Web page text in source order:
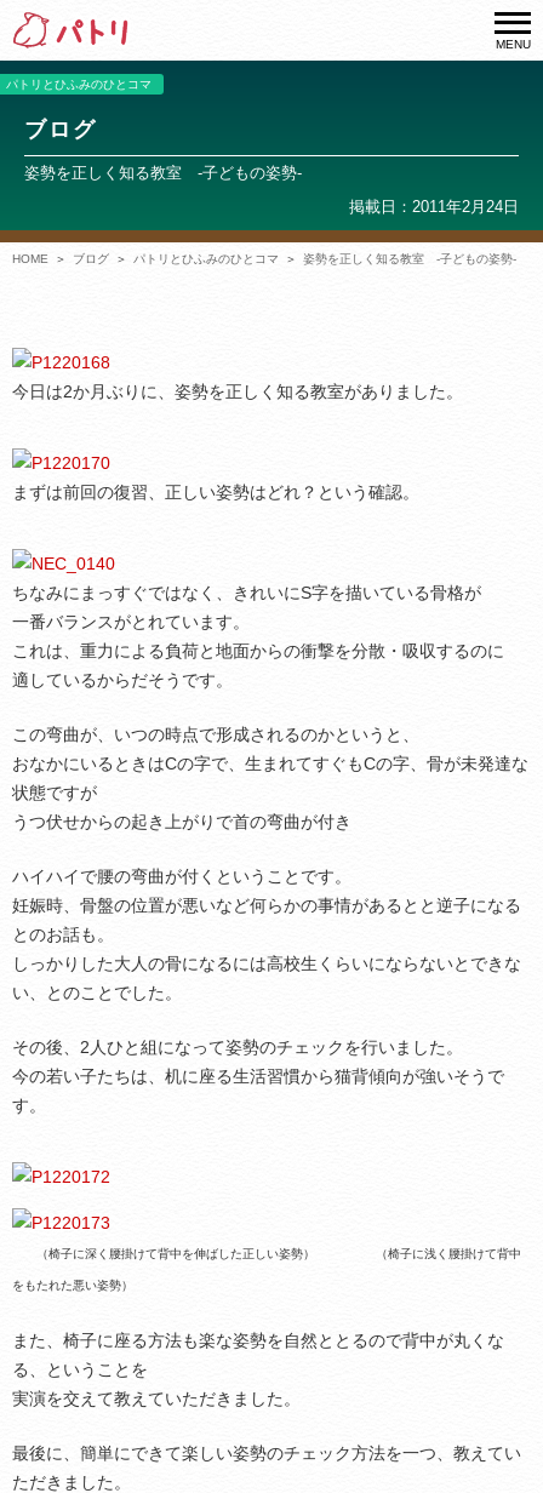
MENU
パトリとひふみのひとコマ
ブログ
姿勢を正しく知る教室 -子どもの姿勢-
掲載日：2011年2月24日
HOME ブログ パトリとひふみのひとコマ 姿勢を正しく知る教室 -子どもの姿勢-
今日は2か月ぶりに、姿勢を正しく知る教室がありました。
まずは前回の復習、正しい姿勢はどれ？という確認。
ちなみにまっすぐではなく、きれいにS字を描いている骨格が
一番バランスがとれています。
これは、重力による負荷と地面からの衝撃を分散・吸収するのに
適しているからだそうです。
この弯曲が、いつの時点で形成されるのかというと、
おなかにいるときはCの字で、生まれてすぐもCの字、骨が未発達な
状態ですが
うつ伏せからの起き上がりで首の弯曲が付き
ハイハイで腰の弯曲が付くということです。
妊娠時、骨盤の位置が悪いなど何らかの事情があるとと逆子になる
とのお話も。
しっかりした大人の骨になるには高校生くらいにならないとできな
い、とのことでした。
その後、2人ひと組になって姿勢のチェックを行いました。
今の若い子たちは、机に座る生活習慣から猫背傾向が強いそうで
す。
（椅子に深く腰掛けて背中を伸ばした正しい姿勢） （椅子に浅く腰掛けて背中
をもたれた悪い姿勢）
また、椅子に座る方法も楽な姿勢を自然ととるので背中が丸くな
る、ということを
実演を交えて教えていただきました。
最後に、簡単にできて楽しい姿勢のチェック方法を一つ、教えてい
ただきました。